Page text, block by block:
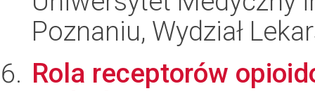
Poznaniu, Wydział
Rola receptorów